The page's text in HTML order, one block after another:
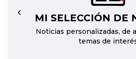
MI SELECCIÓN DE
Noticias personalizadas, de
temas de
←